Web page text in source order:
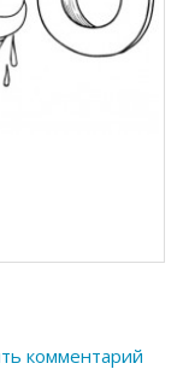
комментарий